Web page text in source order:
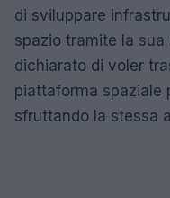
di sviluppare
spazio tramite la
dichiarato di voler
piattaforma spaziale
sfruttando la stessa